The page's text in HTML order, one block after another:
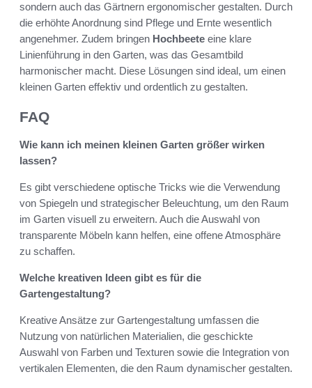
sondern auch das Gärtnern ergonomischer gestalten. Durch
die erhöhte Anordnung sind Pflege und Ernte wesentlich
angenehmer. Zudem bringen Hochbeete eine klare
Linienführung in den Garten, was das Gesamtbild
harmonischer macht. Diese Lösungen sind ideal, um einen
kleinen Garten effektiv und ordentlich zu gestalten.
FAQ
Wie kann ich meinen kleinen Garten größer wirken
lassen?
Es gibt verschiedene optische Tricks wie die Verwendung
von Spiegeln und strategischer Beleuchtung, um den Raum
im Garten visuell zu erweitern. Auch die Auswahl von
transparente Möbeln kann helfen, eine offene Atmosphäre
zu schaffen.
Welche kreativen Ideen gibt es für die
Gartengestaltung?
Kreative Ansätze zur Gartengestaltung umfassen die
Nutzung von natürlichen Materialien, die geschickte
Auswahl von Farben und Texturen sowie die Integration von
vertikalen Elementen, die den Raum dynamischer gestalten.